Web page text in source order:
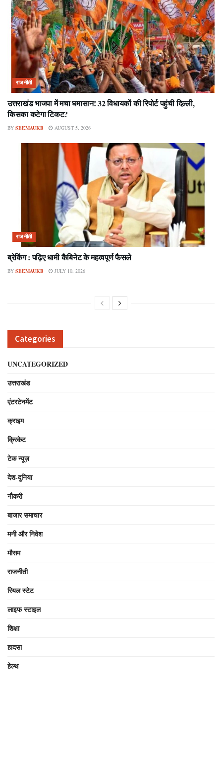
राजनीती
उत्तराखंड भाजपा में मचा घमासान! 32 विधायकों की रिपोर्ट पहुंची दिल्ली,
किसका कटेगा टिकट?
BY SEEMAUKB AUGUST 5, 2026
राजनीती
ब्रेकिंग : पढ़िए धामी कैबिनेट के महत्वपूर्ण फैसले
BY SEEMAUKB JULY 10, 2026
Categories
UNCATEGORIZED
उत्तराखंड
एंटरटेनमेंट
क्राइम
क्रिकेट
टेक न्यूज़
देश-दुनिया
नौकरी
बाजार समाचार
मनी और निवेश
मौसम
राजनीती
रियल स्टेट
लाइफ स्टाइल
शिक्षा
हादसा
हेल्थ